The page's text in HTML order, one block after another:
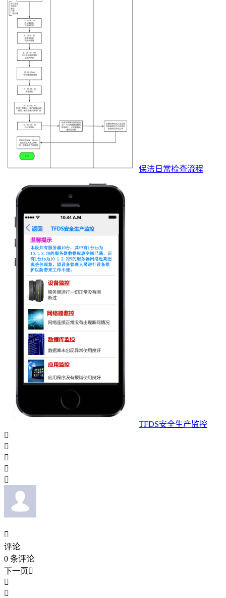
保洁日常检查流程
TFDS安全生产监控






评论
0 条评论
下一页

